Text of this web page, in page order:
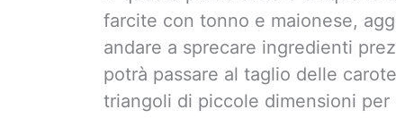
farcite con tonno e maionese,
andare a sprecare ingredienti
potrà passare al taglio delle
triangoli di piccole dimensioni